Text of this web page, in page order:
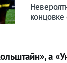
концовке
а